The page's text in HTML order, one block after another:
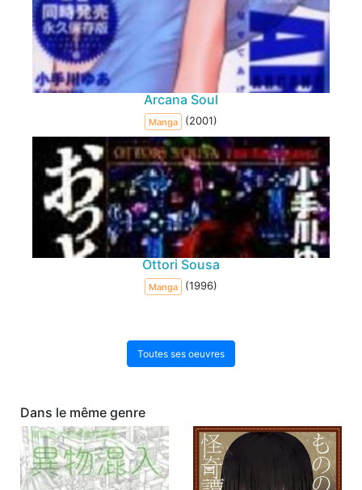
Arcana Soul
Manga (2001)
Ottori Sousa
Manga (1996)
Toutes ses oeuvres
Dans le même genre